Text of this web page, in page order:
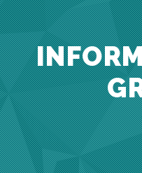
navegación
principal